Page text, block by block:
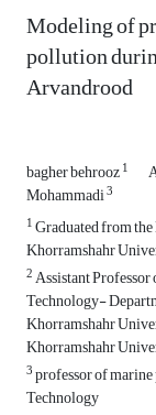
Modeling of
pollution
Arvandrood
bagher behrooz1
Mohammadi3
1Graduated from
Khorramshahr
2Assistant
Technology-
Khorramshahr
Khorramshahr
3professor of
Technology